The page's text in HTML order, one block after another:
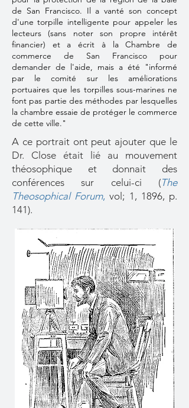
de San Francisco. Il a vanté son concept
d'une torpille intelligente pour appeler les
lecteurs (sans noter son propre intérêt
financier) et a écrit à la Chambre de
commerce de San Francisco pour
demander de l'aide, mais a été "informé
par le comité sur les améliorations
portuaires que les torpilles sous-marines ne
font pas partie des méthodes par lesquelles
la chambre essaie de protéger le commerce
de cette ville."
A ce portrait ont peut ajouter que le
Dr. Close était lié au mouvement
théosophique et donnait des
conférences sur celui-ci (The
Theosophical Forum, vol; 1, 1896, p.
141).